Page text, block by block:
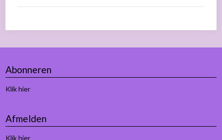
Abonneren
Klik hier
Afmelden
Klik hier